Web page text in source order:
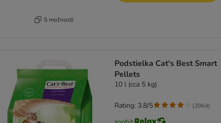
5 možností
Podstielka Cat's Best Smart
Pellets
10 l (cca 5 kg)
Rating: 3.8/5 (3964)